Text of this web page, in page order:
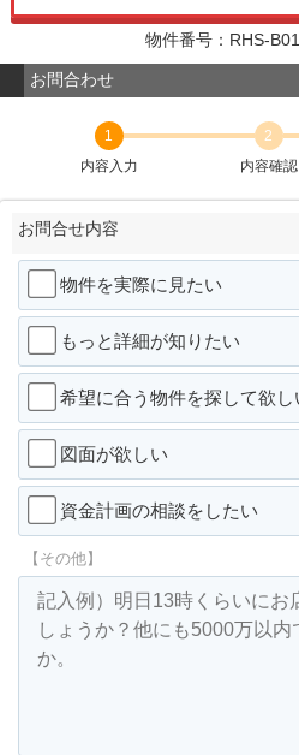
物件番号：RHS-
お問合わせ
1
内容入力
2
内容確認
お問合せ内容
物件を実際に見たい
もっと詳細が知りたい
希望に合う物件を探して欲し
図面が欲しい
資金計画の相談をしたい
【その他】